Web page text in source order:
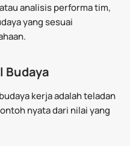
analisis performa tim,
yang sesuai
Budaya
kerja adalah teladan
nyata dari nilai yang